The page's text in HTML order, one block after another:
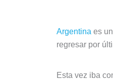
Argentina es
regresar por
Esta vez iba